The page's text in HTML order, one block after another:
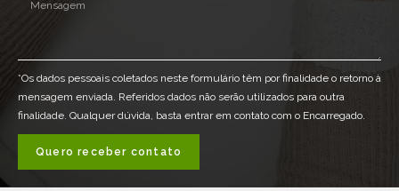
*Os dados pessoais coletados neste formulário têm por finalidade o retorno à
mensagem enviada. Referidos dados não serão utilizados para outra
finalidade. Qualquer dúvida, basta entrar em contato com o Encarregado.
Quero receber contato